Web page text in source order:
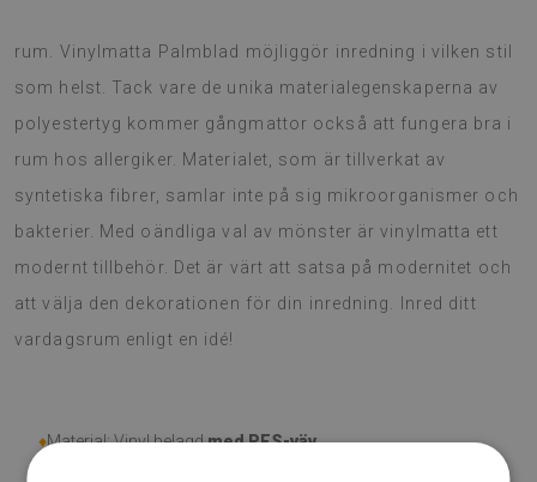
rum. Vinylmatta Palmblad möjliggör inredning i vilken stil
som helst. Tack vare de unika materialegenskaperna av
polyestertyg kommer gångmattor också att fungera bra i
rum hos allergiker. Materialet, som är tillverkat av
syntetiska fibrer, samlar inte på sig mikroorganismer och
bakterier. Med oändliga val av mönster är vinylmatta ett
modernt tillbehör. Det är värt att satsa på modernitet och
att välja den dekorationen för din inredning. Inred ditt
vardagsrum enligt en idé!
♦Material: Vinyl belagdmed PES-väv.